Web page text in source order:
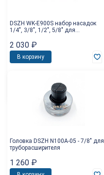
DSZH WK-E900S набор насадок
1/4", 3/8", 1/2", 5/8" для
2 030 ₽
В корзину
Головка DSZH N100A-05 - 7/8" для
труборасширителя
1 260 ₽